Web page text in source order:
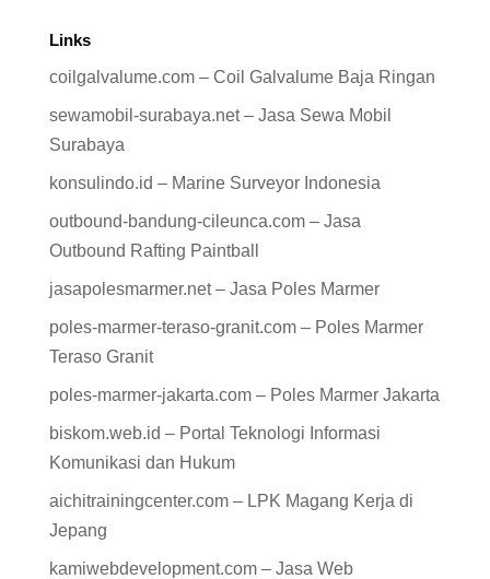
Links
coilgalvalume.com – Coil Galvalume Baja Ringan
sewamobil-surabaya.net – Jasa Sewa Mobil
Surabaya
konsulindo.id – Marine Surveyor Indonesia
outbound-bandung-cileunca.com – Jasa
Outbound Rafting Paintball
jasapolesmarmer.net – Jasa Poles Marmer
poles-marmer-teraso-granit.com – Poles Marmer
Teraso Granit
poles-marmer-jakarta.com – Poles Marmer Jakarta
biskom.web.id – Portal Teknologi Informasi
Komunikasi dan Hukum
aichitrainingcenter.com – LPK Magang Kerja di
Jepang
kamiwebdevelopment.com – Jasa Web